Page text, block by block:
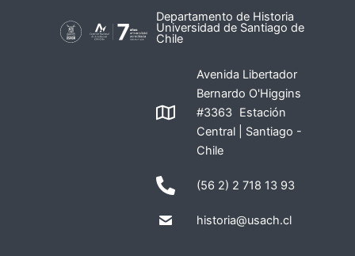
Departamento de Historia
Universidad de Santiago de
Chile
Avenida Libertador
Bernardo O'Higgins
#3363 Estación
Central | Santiago -
Chile
(56 2) 2 718 13 93
historia@usach.cl